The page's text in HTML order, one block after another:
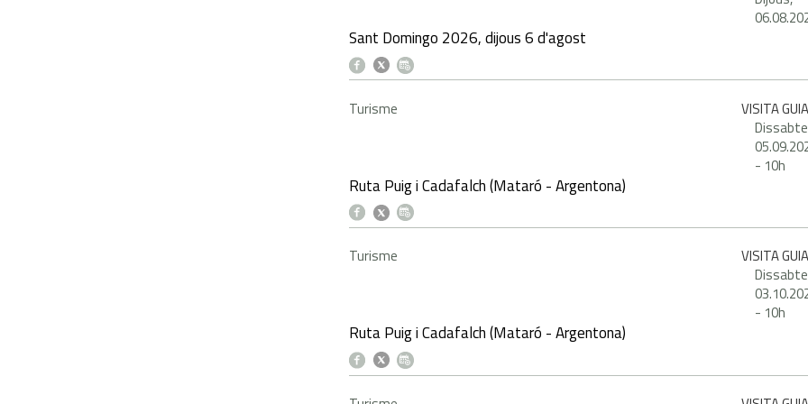
Sant Domingo 2026, dijous 6 d'agost
Turisme
VISITA
- 10h
Ruta Puig i Cadafalch (Mataró - Argentona)
Turisme
VISITA
- 10h
Ruta Puig i Cadafalch (Mataró - Argentona)